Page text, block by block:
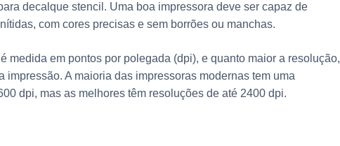
decalque stencil. Uma boa impressora deve ser capaz de
com cores precisas e sem borrões ou manchas.
medida em pontos por polegada (dpi), e quanto maior a resolução,
impressão. A maioria das impressoras modernas tem uma
dpi, mas as melhores têm resoluções de até 2400 dpi.